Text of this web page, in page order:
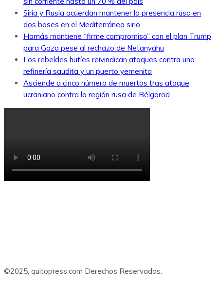
Siria y Rusia acuerdan mantener la presencia rusa en
dos bases en el Mediterráneo sirio
Hamás mantiene “firme compromiso” con el plan Trump
para Gaza pese al rechazo de Netanyahu
Los rebeldes hutíes reivindican ataques contra una
refinería saudita y un puerto yemenita
Asciende a cinco número de muertos tras ataque
ucraniano contra la región rusa de Bélgorod
©2025, quitopress.com Derechos Reservados.